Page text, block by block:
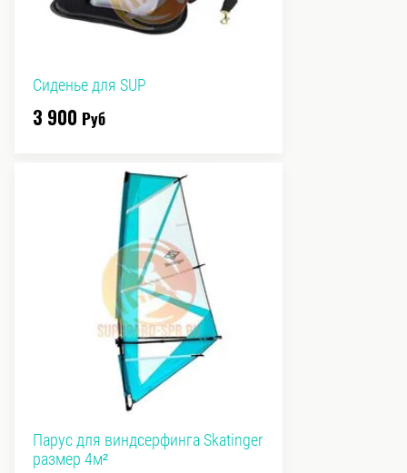
Сиденье для SUP
3 900 Руб
Парус для виндсерфинга Skatinger
размер 4м²